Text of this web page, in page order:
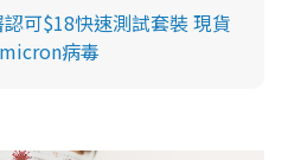
可$18快速測試套裝 現貨
病毒